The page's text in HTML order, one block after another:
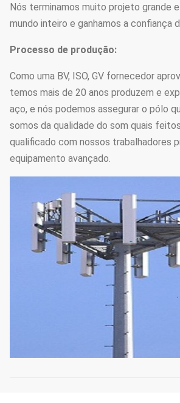
Nós terminamos muito projeto grande
mundo inteiro e ganhamos a confiança
Processo de produção:
Como uma BV, ISO, GV fornecedor
temos mais de 20 anos produzem e
aço, e nós podemos assegurar o pólo
somos da qualidade do som quais
qualificado com nossos trabalhadores
equipamento avançado.